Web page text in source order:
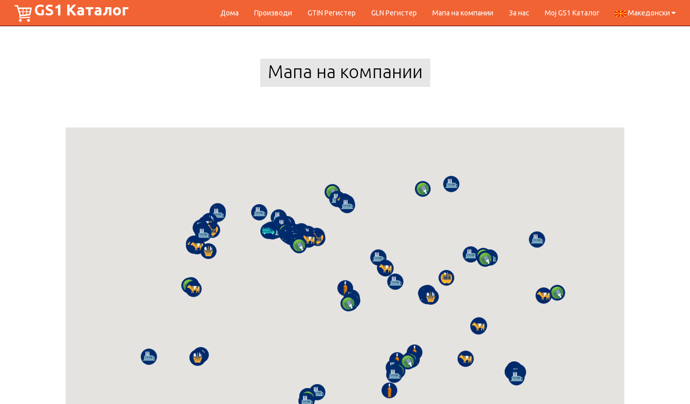
GS1 Каталог Дома Производи GTIN Регистер GLN Регистер Мапа на компании За нас Мој GS1 Каталог Македонски
Мапа на компании